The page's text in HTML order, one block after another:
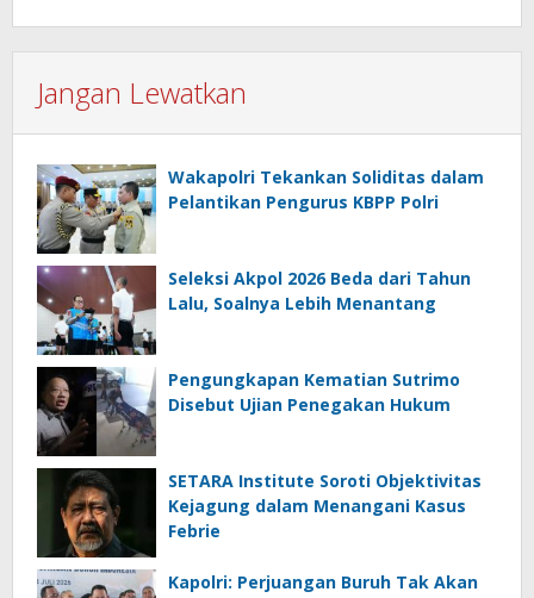
Jangan Lewatkan
Wakapolri Tekankan Soliditas dalam
Pelantikan Pengurus KBPP Polri
Seleksi Akpol 2026 Beda dari Tahun
Lalu, Soalnya Lebih Menantang
Pengungkapan Kematian Sutrimo
Disebut Ujian Penegakan Hukum
SETARA Institute Soroti Objektivitas
Kejagung dalam Menangani Kasus
Febrie
Kapolri: Perjuangan Buruh Tak Akan